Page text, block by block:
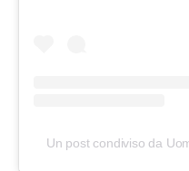
Un post condiviso da